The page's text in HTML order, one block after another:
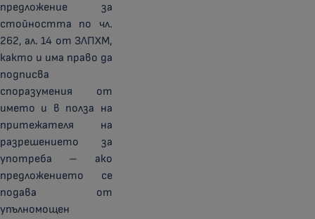
предложение за
стойността по чл.
262, ал. 14 от ЗЛПХМ,
както и има право да
подписва
споразумения от
името и в полза на
притежателя на
разрешението за
употреба – ако
предложението се
подава от
упълномощен